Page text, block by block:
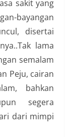
sakit yang
bayangan
disertai
lama
semalam
Peju, cairan
bahkan
segera
dari mimpi